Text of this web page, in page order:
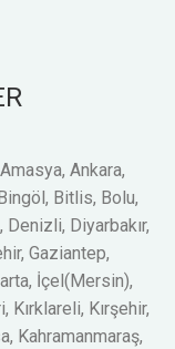
Ankara,
Bitlis, Bolu,
Denizli, Diyarbakır,
Gaziantep,
İçel(Mersin),
Kırşehir,
Kahramanmaraş,